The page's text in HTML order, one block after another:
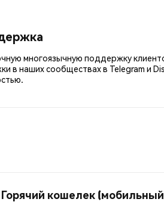
многоязычную поддержку
в наших сообществах в Telegram и
Горячий кошелек